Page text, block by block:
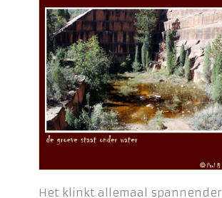
Het klinkt allemaal spannender